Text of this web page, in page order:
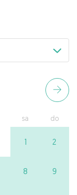
sa do
1 2
8 9